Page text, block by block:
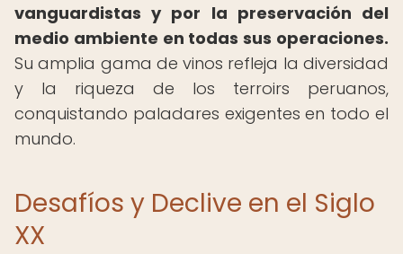
vanguardistas y por la preservación del
medio ambiente en todas sus operaciones.
Su amplia gama de vinos refleja la diversidad
y la riqueza de los terroirs peruanos,
conquistando paladares exigentes en todo el
mundo.
Desafíos y Declive en el Siglo
XX